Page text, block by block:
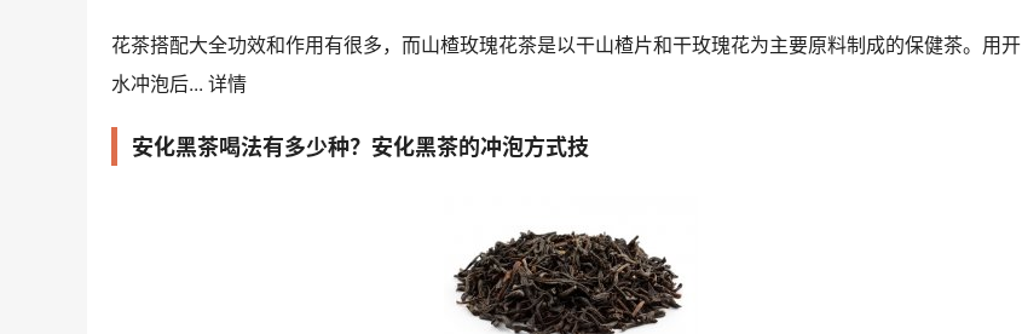
花茶搭配大全功效和作用有很多，而山楂玫瑰花茶是以干山楂片和干玫瑰花为主要原料制成的保健茶。用开
水冲泡后... 详情
安化黑茶喝法有多少种？安化黑茶的冲泡方式技